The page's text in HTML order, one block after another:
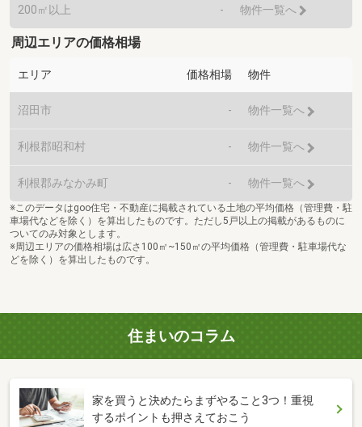
200㎡以上 - 物件一覧へ
周辺エリアの価格相場
エリア 価格相場 物件
沼田市 - 物件一覧へ
利根郡昭和村 - 物件一覧へ
利根郡みなかみ町 - 物件一覧へ
※このデータはgoo住宅・不動産に掲載されている土地の平均価格（管理費・駐
車場代などを除く）を算出したものです。ただし5戸以上の掲載があるものに
ついてのみ対象とします。
※周辺エリアの価格相場は広さ100㎡~150㎡の平均価格（管理費・駐車場代な
どを除く）を算出したものです。
住まいのコラム
家を買うと決めたらまずやること3つ！重視
するポイントも押さえておこう